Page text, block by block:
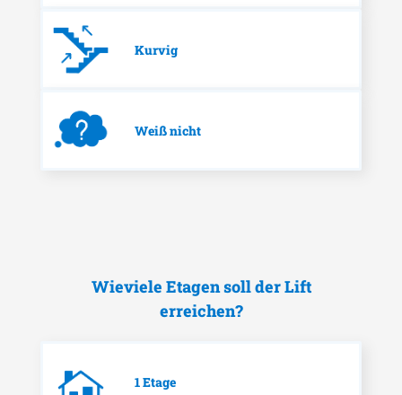
Kurvig
Weiß nicht
Wieviele Etagen soll der Lift
erreichen?
1 Etage